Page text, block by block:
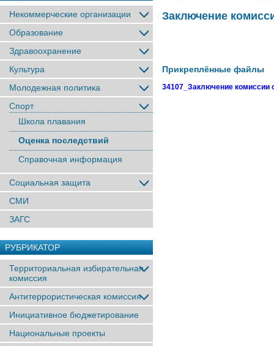
Некоммерческие организации
Образование
Здравоохранение
Культура
Молодежная политика
Спорт
Школа плавания
Оценка последствий
Справочная информация
Социальная защита
СМИ
ЗАГС
РУБРИКАТОР
Территориальная избирательная
комиссия
Антитеррористическая комиссия
Инициативное бюджетирование
Национальные проекты
Заключение
Прикреплённые файлы
34107_Заключение комиссии